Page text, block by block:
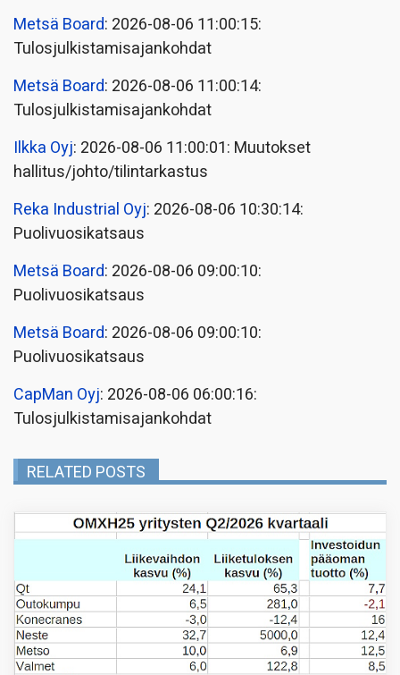
Metsä Board: 2026-08-06 11:00:15:
Tulosjulkistamisajankohdat
Metsä Board: 2026-08-06 11:00:14:
Tulosjulkistamisajankohdat
Ilkka Oyj: 2026-08-06 11:00:01: Muutokset
hallitus/johto/tilintarkastus
Reka Industrial Oyj: 2026-08-06 10:30:14:
Puolivuosikatsaus
Metsä Board: 2026-08-06 09:00:10:
Puolivuosikatsaus
Metsä Board: 2026-08-06 09:00:10:
Puolivuosikatsaus
CapMan Oyj: 2026-08-06 06:00:16:
Tulosjulkistamisajankohdat
RELATED POSTS